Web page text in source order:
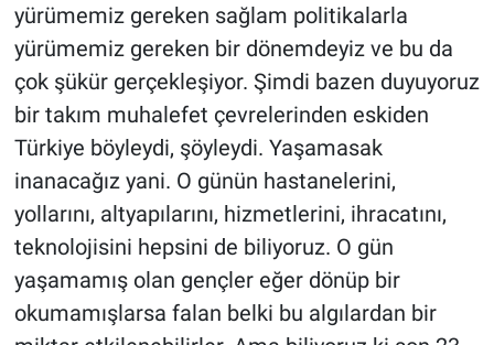
yürümemiz gereken sağlam politikalarla
yürümemiz gereken bir dönemdeyiz ve bu da
çok şükür gerçekleşiyor. Şimdi bazen duyuyoruz
bir takım muhalefet çevrelerinden eskiden
Türkiye böyleydi, şöyleydi. Yaşamasak
inanacağız yani. O günün hastanelerini,
yollarını, altyapılarını, hizmetlerini, ihracatını,
teknolojisini hepsini de biliyoruz. O gün
yaşamamış olan gençler eğer dönüp bir
okumamışlarsa falan belki bu algılardan bir